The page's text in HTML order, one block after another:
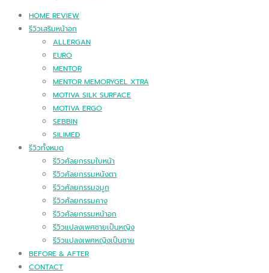
HOME REVIEW
รีวิวเสริมหน้าอก
ALLERGAN
EURO
MENTOR
MENTOR MEMORYGEL XTRA
MOTIVA SILK SURFACE
MOTIVA ERGO
SEBBIN
SILIMED
รีวิวทั้งหมด
รีวิวศัลยกรรมใบหน้า
รีวิวศัลยกรรมหนังตา
รีวิวศัลยกรรมจมูก
รีวิวศัลยกรรมคาง
รีวิวศัลยกรรมหน้าอก
รีวิวแปลงเพศชายเป็นหญิง
รีวิวแปลงเพศหญิงเป็นชาย
BEFORE & AFTER
CONTACT